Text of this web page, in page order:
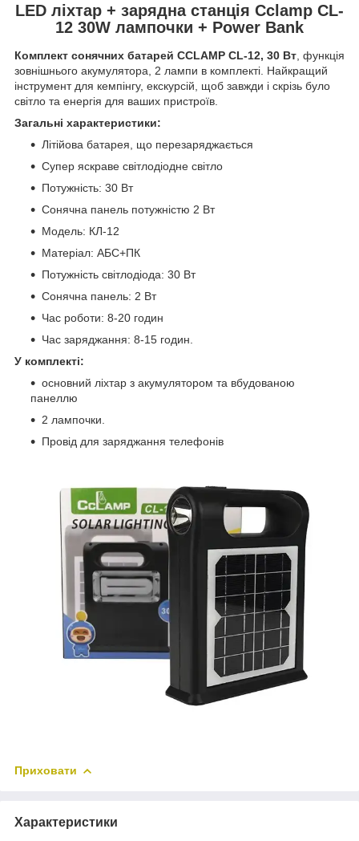
LED ліхтар + зарядна станція Cclamp CL-
12 30W лампочки + Power Bank
Комплект сонячних батарей CCLAMP CL-12, 30 Вт, функція
зовнішнього акумулятора, 2 лампи в комплекті. Найкращий
інструмент для кемпінгу, екскурсій, щоб завжди і скрізь було
світло та енергія для ваших пристроїв.
Загальні характеристики:
Літійова батарея, що перезаряджається
Супер яскраве світлодіодне світло
Потужність: 30 Вт
Сонячна панель потужністю 2 Вт
Модель: КЛ-12
Матеріал: АБС+ПК
Потужність світлодіода: 30 Вт
Сонячна панель: 2 Вт
Час роботи: 8-20 годин
Час заряджання: 8-15 годин.
У комплекті:
основний ліхтар з акумулятором та вбудованою
панеллю
2 лампочки.
Провід для заряджання телефонів
Приховати
Характеристики